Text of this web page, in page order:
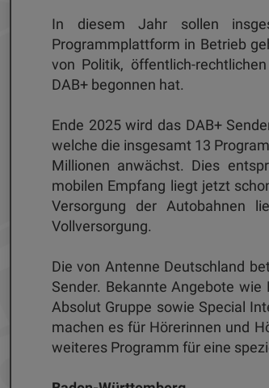
In diesem Jahr sollen
Programmplattform in Betrieb
von Politik, öffentlich-
DAB+ begonnen hat.
Ende 2025 wird das DAB+
welche die insgesamt 13
Millionen anwächst. Dies
mobilen Empfang liegt jetzt
Versorgung der Autobahnen
Vollversorgung.
Die von Antenne Deutschland
Sender. Bekannte Angebote wie
Absolut Gruppe sowie Special
machen es für Hörerinnen und
weiteres Programm für eine